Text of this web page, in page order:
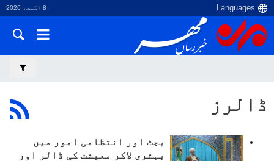
8 اگست، 2026
ڈالرز
بجٹ اور انتظامی امور میں
بہتری لاکر معیشت کی ڈالر اور